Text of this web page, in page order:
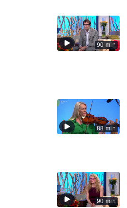
90 min
88 min
90 min